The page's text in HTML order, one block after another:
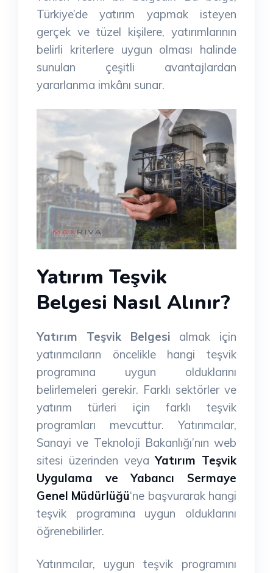
Türkiye’de yatırım yapmak isteyen
gerçek ve tüzel kişilere, yatırımlarının
belirli kriterlere uygun olması halinde
sunulan çeşitli avantajlardan
yararlanma imkânı sunar.
Yatırım Teşvik
Belgesi Nasıl Alınır?
Yatırım Teşvik Belgesi almak için
yatırımcıların öncelikle hangi teşvik
programına uygun olduklarını
belirlemeleri gerekir. Farklı sektörler ve
yatırım türleri için farklı teşvik
programları mevcuttur. Yatırımcılar,
Sanayi ve Teknoloji Bakanlığı’nın web
sitesi üzerinden veyaYatırım Teşvik
Uygulama ve Yabancı Sermaye
Genel Müdürlüğü‘ne başvurarak hangi
teşvik programına uygun olduklarını
öğrenebilirler.
Yatırımcılar, uygun teşvik programını